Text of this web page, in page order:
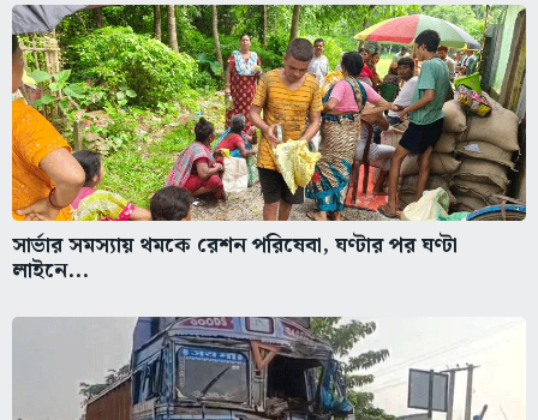
সার্ভার সমস্যায় থমকে রেশন পরিষেবা, ঘণ্টার পর ঘণ্টা
লাইনে...